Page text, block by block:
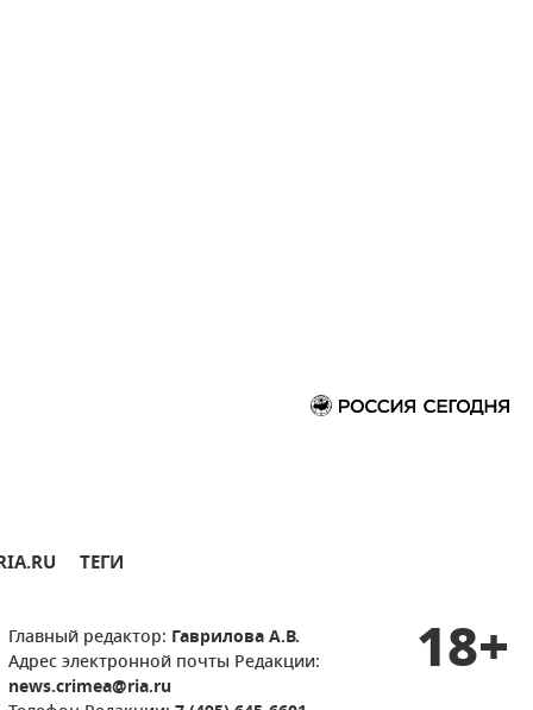
ТЕГИ
Главный редактор: Гаврилова А.В.
Адрес электронной почты Редакции:
news.crimea@ria.ru
18+